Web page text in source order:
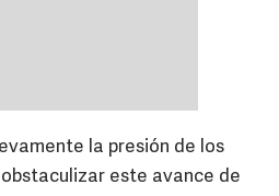
la presión de los
este avance de